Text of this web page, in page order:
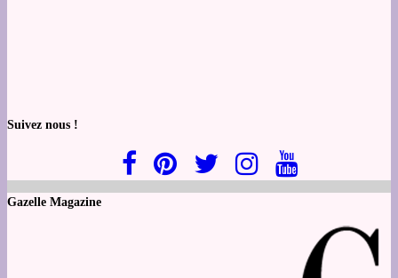
Suivez nous !
Gazelle Magazine